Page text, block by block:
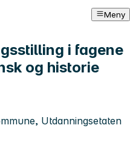
Meny
i fagene
og historie
Utdanningsetaten